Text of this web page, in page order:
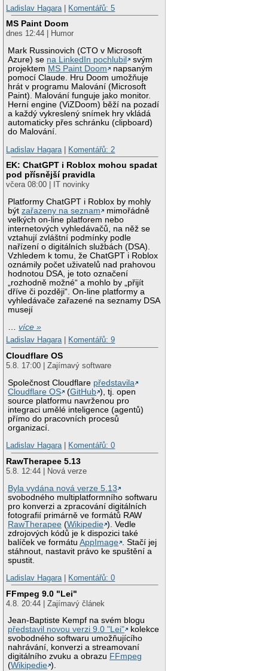
Ladislav Hagara
Komentářů: 5
MS Paint Doom
dnes 12:44 | Humor
Mark Russinovich (CTO v Microsoft
Azure) se na LinkedIn pochlubil
svým
projektem MS Paint Doom
napsaným
pomocí Claude. Hru Doom umožňuje
hrát v programu Malování (Microsoft
Paint). Malování funguje jako monitor.
Herní engine (ViZDoom) běží na pozadí
a každý vykreslený snímek hry vkládá
automaticky přes schránku (clipboard)
do Malování.
Ladislav Hagara
Komentářů: 2
EK: ChatGPT i Roblox mohou spadat
pod přísnější pravidla
včera 08:00 | IT novinky
Platformy ChatGPT i Roblox by mohly
býtzařazeny na seznam
mimořádně
velkých on-line platforem nebo
internetových vyhledávačů, na něž se
vztahují zvláštní podmínky podle
nařízení o digitálních službách (DSA).
Vzhledem k tomu, že ChatGPT i Roblox
oznámily počet uživatelů nad prahovou
hodnotou DSA, je toto označení
„rozhodně možné“ a mohlo by „přijít
dříve či později“. On-line platformy a
vyhledávače zařazené na seznamy DSA
musejí
…více »
Ladislav Hagara| Komentářů: 9
Cloudflare OS
5.8. 17:00 | Zajímavý software
Společnost Cloudflare představila
Cloudflare OS
(GitHub ), tj. open
source platformu navrženou pro
integraci umělé inteligence (agentů)
přímo do pracovních procesů
organizací.
Ladislav Hagara| Komentářů: 0
RawTherapee 5.13
5.8. 12:44 | Nová verze
Byla vydána nová verze 5.13
svobodného multiplatformního softwaru
pro konverzi a zpracování digitálních
fotografií primárně ve formátů RAW
RawTherapee (Wikipedie ). Vedle
zdrojových kódů je k dispozici také
balíček ve formátuAppImage
. Stačí jej
stáhnout, nastavit právo ke spuštění a
spustit.
Ladislav Hagara| Komentářů: 0
FFmpeg 9.0 "Lei"
4.8. 20:44 | Zajímavý článek
Jean-Baptiste Kempf na svém blogu
představil novou verzi 9.0 "Lei"
kolekce
svobodného softwaru umožňujícího
nahrávání, konverzi a streamovaní
digitálního zvuku a obrazu FFmpeg
(Wikipedie ).